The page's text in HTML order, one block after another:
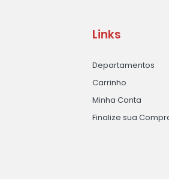
Links
Departamentos
Carrinho
Minha Conta
Finalize sua